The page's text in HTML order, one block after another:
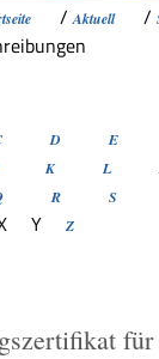
/Aktuell /
D E
K L
R S
Y Z